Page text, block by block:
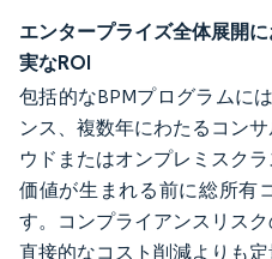
エンタープライズ全体展開
実なROI
包括的なBPMプログラムに
ンス、複数年にわたるコン
ウドまたはオンプレミスク
価値が生まれる前に総所有
す。コンプライアンスリス
直接的なコスト削減よりも